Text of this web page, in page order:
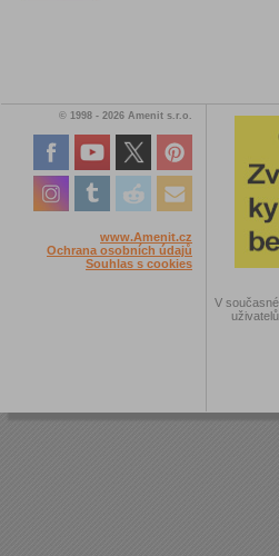
© 1998 - 2026 Amenit s.r.o.
www.Amenit.cz
Ochrana osobních údajů
Souhlas s cookies
V